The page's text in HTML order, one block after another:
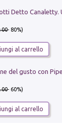
- 80%)
al carrello
- 60%)
al carrello